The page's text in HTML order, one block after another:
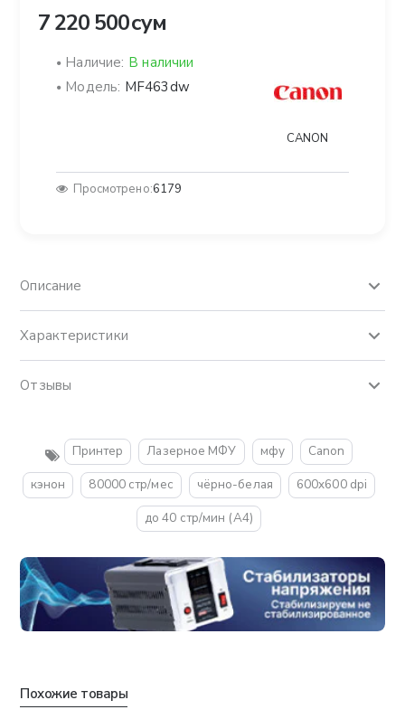
7 220 500 сум
Наличие: В наличии
Модель: MF463dw
CANON
Просмотрено:6179
Описание
Характеристики
Отзывы
Принтер Лазерное МФУ мфу
Canon
кэнон
80000 стр/мес чёрно-белая
600x600 dpi
до 40 стр/мин (A4)
Похожие товары